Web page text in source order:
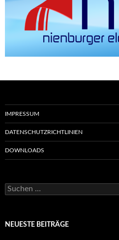
IMPRESSUM
DATENSCHUTZRICHTLINIEN
DOWNLOADS
Suchen
nach:
NEUESTE BEITRÄGE